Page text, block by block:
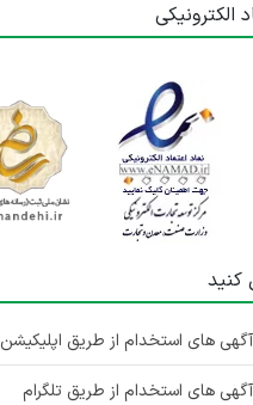
الکترونیکی
کنید
های استخدام از طریق اپلیکیشن
های استخدام از طریق تلگرام